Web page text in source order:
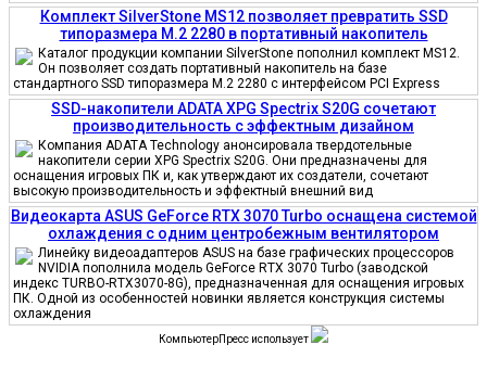
Комплект SilverStone MS12 позволяет превратить SSD
типоразмера M.2 2280 в портативный накопитель
Каталог продукции компании SilverStone пополнил комплект MS12.
Он позволяет создать портативный накопитель на базе
стандартного SSD типоразмера M.2 2280 с интерфейсом PCI Express
SSD-накопители ADATA XPG Spectrix S20G сочетают
производительность с эффектным дизайном
Компания ADATA Technology анонсировала твердотельные
накопители серии XPG Spectrix S20G. Они предназначены для
оснащения игровых ПК и, как утверждают их создатели, сочетают
высокую производительность и эффектный внешний вид
Видеокарта ASUS GeForce RTX 3070 Turbo оснащена системой
охлаждения с одним центробежным вентилятором
Линейку видеоадаптеров ASUS на базе графических процессоров
NVIDIA пополнила модель GeForce RTX 3070 Turbo (заводской
индекс TURBO-RTX3070-8G), предназначенная для оснащения игровых
ПК. Одной из особенностей новинки является конструкция системы
охлаждения
КомпьютерПресс использует